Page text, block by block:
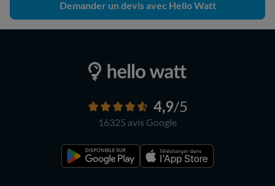
Demander un devis avec Hello Watt
4,9/5
16325 avis Google